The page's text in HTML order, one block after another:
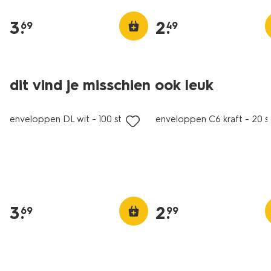
3.
69 2.
49
dit vind je misschien ook leuk
nieuw
enveloppen DL wit - 100 stuks
3.
69
enveloppen C6 kraft - 20
2.
99